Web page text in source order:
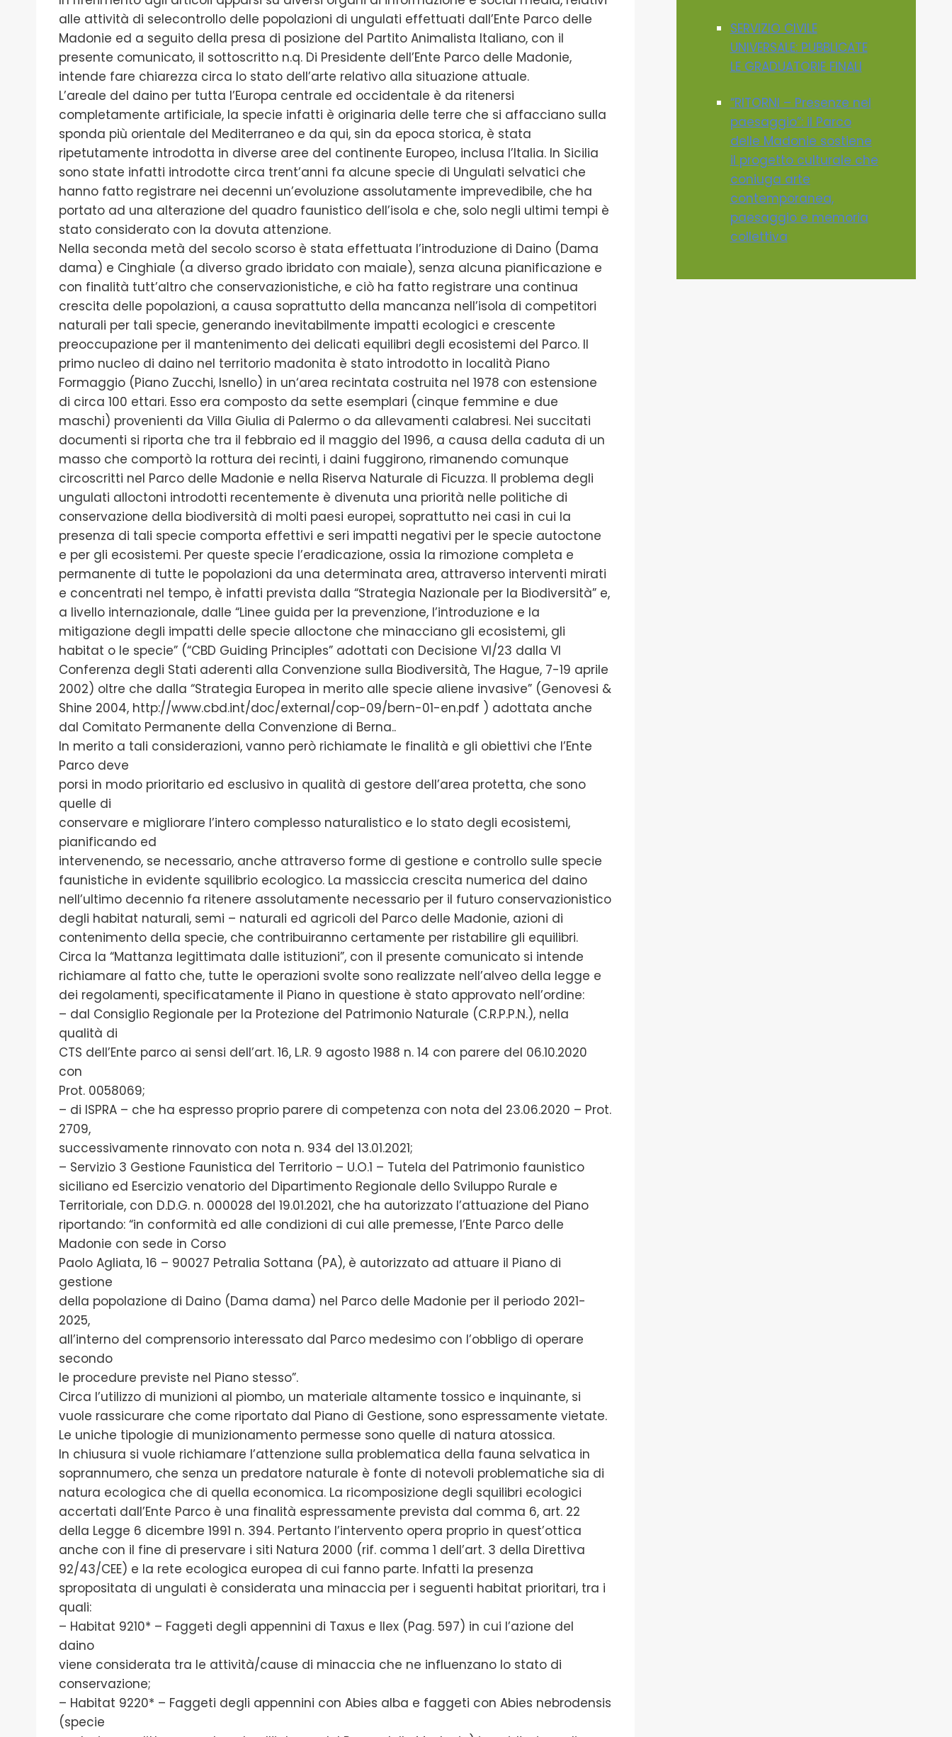
alle attività di selecontrollo delle popolazioni di ungulati effettuati dall’Ente Parco delle
Madonie ed a seguito della presa di posizione del Partito Animalista Italiano, con il
presente comunicato, il sottoscritto n.q. Di Presidente dell’Ente Parco delle Madonie,
intende fare chiarezza circa lo stato dell’arte relativo alla situazione attuale.
L’areale del daino per tutta l’Europa centrale ed occidentale è da ritenersi
completamente artificiale, la specie infatti è originaria delle terre che si affacciano sulla
sponda più orientale del Mediterraneo e da qui, sin da epoca storica, è stata
ripetutamente introdotta in diverse aree del continente Europeo, inclusa l’Italia. In Sicilia
sono state infatti introdotte circa trent’anni fa alcune specie di Ungulati selvatici che
hanno fatto registrare nei decenni un’evoluzione assolutamente imprevedibile, che ha
portato ad una alterazione del quadro faunistico dell’isola e che, solo negli ultimi tempi è
stato considerato con la dovuta attenzione.
Nella seconda metà del secolo scorso è stata effettuata l’introduzione di Daino (Dama
dama) e Cinghiale (a diverso grado ibridato con maiale), senza alcuna pianificazione e
con finalità tutt’altro che conservazionistiche, e ciò ha fatto registrare una continua
crescita delle popolazioni, a causa soprattutto della mancanza nell’isola di competitori
naturali per tali specie, generando inevitabilmente impatti ecologici e crescente
preoccupazione per il mantenimento dei delicati equilibri degli ecosistemi del Parco. Il
primo nucleo di daino nel territorio madonita è stato introdotto in località Piano
Formaggio (Piano Zucchi, Isnello) in un‘area recintata costruita nel 1978 con estensione
di circa 100 ettari. Esso era composto da sette esemplari (cinque femmine e due
maschi) provenienti da Villa Giulia di Palermo o da allevamenti calabresi. Nei succitati
documenti si riporta che tra il febbraio ed il maggio del 1996, a causa della caduta di un
masso che comportò la rottura dei recinti, i daini fuggirono, rimanendo comunque
circoscritti nel Parco delle Madonie e nella Riserva Naturale di Ficuzza. Il problema degli
ungulati alloctoni introdotti recentemente è divenuta una priorità nelle politiche di
conservazione della biodiversità di molti paesi europei, soprattutto nei casi in cui la
presenza di tali specie comporta effettivi e seri impatti negativi per le specie autoctone
e per gli ecosistemi. Per queste specie l’eradicazione, ossia la rimozione completa e
permanente di tutte le popolazioni da una determinata area, attraverso interventi mirati
e concentrati nel tempo, è infatti prevista dalla “Strategia Nazionale per la Biodiversità” e,
a livello internazionale, dalle “Linee guida per la prevenzione, l’introduzione e la
mitigazione degli impatti delle specie alloctone che minacciano gli ecosistemi, gli
habitat o le specie” (“CBD Guiding Principles” adottati con Decisione VI/23 dalla VI
Conferenza degli Stati aderenti alla Convenzione sulla Biodiversità, The Hague, 7-19 aprile
2002) oltre che dalla “Strategia Europea in merito alle specie aliene invasive” (Genovesi &
Shine 2004, http://www.cbd.int/doc/external/cop-09/bern-01-en.pdf ) adottata anche
dal Comitato Permanente della Convenzione di Berna..
In merito a tali considerazioni, vanno però richiamate le finalità e gli obiettivi che l’Ente
Parco deve
porsi in modo prioritario ed esclusivo in qualità di gestore dell’area protetta, che sono
quelle di
conservare e migliorare l’intero complesso naturalistico e lo stato degli ecosistemi,
pianificando ed
intervenendo, se necessario, anche attraverso forme di gestione e controllo sulle specie
faunistiche in evidente squilibrio ecologico. La massiccia crescita numerica del daino
nell’ultimo decennio fa ritenere assolutamente necessario per il futuro conservazionistico
degli habitat naturali, semi – naturali ed agricoli del Parco delle Madonie, azioni di
contenimento della specie, che contribuiranno certamente per ristabilire gli equilibri.
Circa la “Mattanza legittimata dalle istituzioni”, con il presente comunicato si intende
richiamare al fatto che, tutte le operazioni svolte sono realizzate nell’alveo della legge e
dei regolamenti, specificatamente il Piano in questione è stato approvato nell’ordine:
– dal Consiglio Regionale per la Protezione del Patrimonio Naturale (C.R.P.P.N.), nella
qualità di
CTS dell’Ente parco ai sensi dell’art. 16, L.R. 9 agosto 1988 n. 14 con parere del 06.10.2020
con
Prot. 0058069;
– di ISPRA – che ha espresso proprio parere di competenza con nota del 23.06.2020 – Prot.
2709,
successivamente rinnovato con nota n. 934 del 13.01.2021;
– Servizio 3 Gestione Faunistica del Territorio – U.O.1 – Tutela del Patrimonio faunistico
siciliano ed Esercizio venatorio del Dipartimento Regionale dello Sviluppo Rurale e
Territoriale, con D.D.G. n. 000028 del 19.01.2021, che ha autorizzato l’attuazione del Piano
riportando: “in conformità ed alle condizioni di cui alle premesse, l’Ente Parco delle
Madonie con sede in Corso
Paolo Agliata, 16 – 90027 Petralia Sottana (PA), è autorizzato ad attuare il Piano di
gestione
della popolazione di Daino (Dama dama) nel Parco delle Madonie per il periodo 2021-
2025,
all’interno del comprensorio interessato dal Parco medesimo con l’obbligo di operare
secondo
le procedure previste nel Piano stesso”.
Circa l’utilizzo di munizioni al piombo, un materiale altamente tossico e inquinante, si
vuole rassicurare che come riportato dal Piano di Gestione, sono espressamente vietate.
Le uniche tipologie di munizionamento permesse sono quelle di natura atossica.
In chiusura si vuole richiamare l’attenzione sulla problematica della fauna selvatica in
soprannumero, che senza un predatore naturale è fonte di notevoli problematiche sia di
natura ecologica che di quella economica. La ricomposizione degli squilibri ecologici
accertati dall’Ente Parco è una finalità espressamente prevista dal comma 6, art. 22
della Legge 6 dicembre 1991 n. 394. Pertanto l’intervento opera proprio in quest’ottica
anche con il fine di preservare i siti Natura 2000 (rif. comma 1 dell’art. 3 della Direttiva
92/43/CEE) e la rete ecologica europea di cui fanno parte. Infatti la presenza
spropositata di ungulati è considerata una minaccia per i seguenti habitat prioritari, tra i
quali:
– Habitat 9210* – Faggeti degli appennini di Taxus e Ilex (Pag. 597) in cui l’azione del
daino
viene considerata tra le attività/cause di minaccia che ne influenzano lo stato di
conservazione;
– Habitat 9220* – Faggeti degli appennini con Abies alba e faggeti con Abies nebrodensis
(specie
SERVIZIO CIVILE
UNIVERSALE: PUBBLICATE
LE GRADUATORIE FINALI
“RITORNI – Presenze nel
paesaggio”: il Parco
delle Madonie sostiene
il progetto culturale che
coniuga arte
contemporanea,
paesaggio e memoria
collettiva